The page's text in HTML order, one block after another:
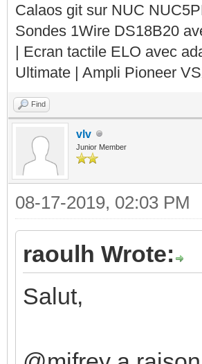
Calaos git sur NUC
Sondes 1Wire DS18B20
| Ecran tactile ELO avec
Ultimate | Ampli Pioneer
Find
vlv
Junior Member
08-17-2019, 02:03 PM
raoulh Wrote:
Salut,